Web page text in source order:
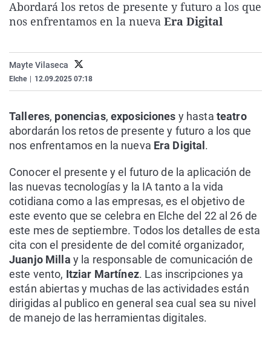
La rosa de los vientos
Gente viajera
Como el perro y el
Caso
Retornados
Equipo de
Extremadura
Galicia
La Rioja
País Vasco
Virales
Televisión
Elecciones
Abordará los retos de presente y futuro a los que
nos enfrentamos en la nueva Era Digital
Mayte Vilaseca
Elche 12.09.2025 07:18
Talleres, ponencias, exposiciones y hasta teatro
abordarán los retos de presente y futuro a los que
nos enfrentamos en la nueva Era Digital .
Conocer el presente y el futuro de la aplicación de
las nuevas tecnologías y la IA tanto a la vida
cotidiana como a las empresas, es el objetivo de
este evento que se celebra en Elche del 22 al 26 de
este mes de septiembre. Todos los detalles de esta
cita con el presidente de del comité organizador,
Juanjo Milla y la responsable de comunicación de
este vento, Itziar Martínez. Las inscripciones ya
están abiertas y muchas de las actividades están
dirigidas al publico en general sea cual sea su nivel
de manejo de las herramientas digitales.